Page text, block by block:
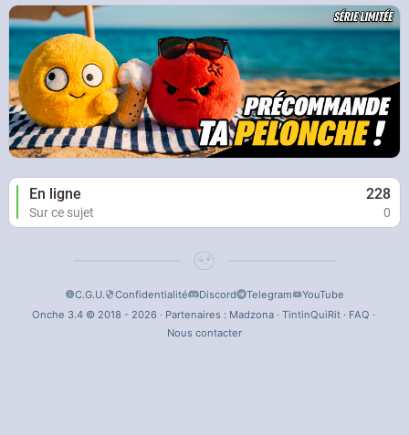
En ligne 228
Sur ce sujet 0
C.G.U. Confidentialité Discord Telegram
YouTube
Onche 3.4 © 2018 - 2026 · Partenaires : Madzona· TintinQuiRit· FAQ ·
Nous contacter